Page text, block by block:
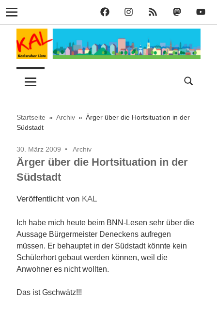
KAL
auf
Facebook
KAL
auf
Instagram
KAL
RSS
KAL
bei
KAL
auf
Navigation
Zum
Inhalt
springen
Karlsruher
–
KAL
Stadt
Startseite Archiv
Ärger über die Hortsituation in der
Südstadt
30. März 2009 Archiv
Ärger über die Hortsituation in der
Südstadt
Veröffentlicht von KAL
Ich habe mich heute beim BNN-Lesen sehr über die
Aussage Bürgermeister Deneckens aufregen
müssen. Er behauptet in der Südstadt könnte kein
Schülerhort gebaut werden können, weil die
Anwohner es nicht wollten.
Das ist Gschwätz!!!